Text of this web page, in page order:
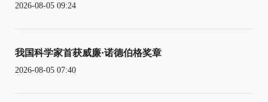
2026-08-05 09:24
我国科学家首获威廉·诺德伯格奖章
2026-08-05 07:40